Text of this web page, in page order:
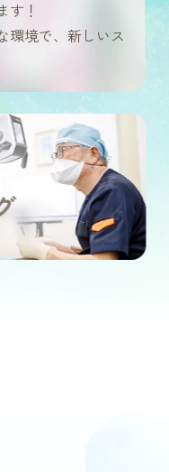
す！
環境で、新しいス